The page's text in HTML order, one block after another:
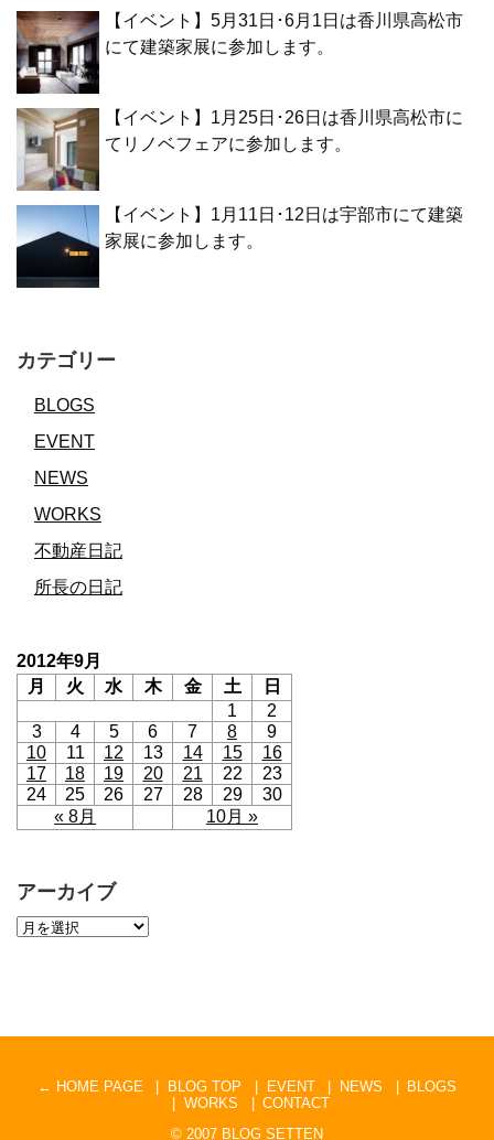
【イベント】5月31日･6月1日は香川県高松市
にて建築家展に参加します。
【イベント】1月25日･26日は香川県高松市に
てリノベフェアに参加します。
【イベント】1月11日･12日は宇部市にて建築
家展に参加します。
カテゴリー
BLOGS
EVENT
NEWS
WORKS
不動産日記
所長の日記
2012年9月
月
火 水 木 金 土 日
« 8月 10月 »
1
2
3
4 5 6 7 8
9
10
11 12 13 14 15
16
17
18 19 20 21 22
23
24
25 26 27 28 29 30
アーカイブ
← HOME PAGE BLOG TOP EVENT NEWS
BLOGS
WORKS
CONTACT
© 2007 BLOG SETTEN